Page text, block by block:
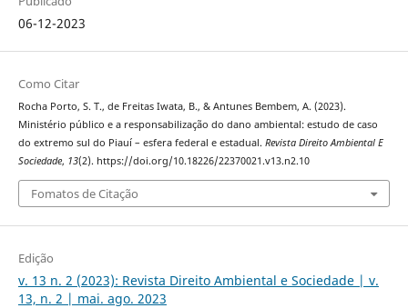
06-12-2023
Como Citar
Rocha Porto, S. T., de Freitas Iwata, B., & Antunes Bembem, A. (2023).
Ministério público e a responsabilização do dano ambiental: estudo de caso
do extremo sul do Piauí – esfera federal e estadual. Revista Direito Ambiental E
Sociedade, 13(2). https://doi.org/10.18226/22370021.v13.n2.10
Fomatos de Citação
Edição
v. 13 n. 2 (2023): Revista Direito Ambiental e Sociedade | v.
13, n. 2 | mai. ago. 2023